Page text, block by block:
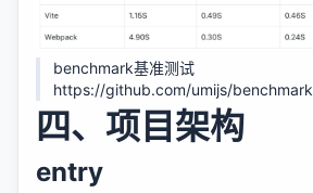
benchmark基准测试
https://github.com/umijs/benchmark
四、项目架构
entry